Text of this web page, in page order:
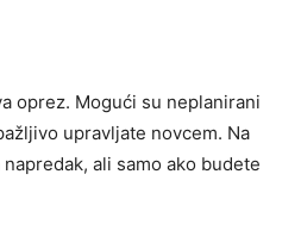
oprez. Mogući su neplanirani
upravljate novcem. Na
ali samo ako budete